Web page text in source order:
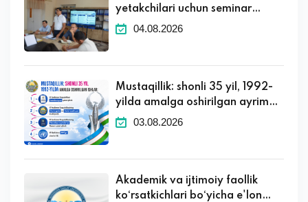
yetakchilari uchun seminar
tashkil etildi
04.08.2026
Mustaqillik: shonli 35 yil, 1992-
yilda amalga oshirilgan ayrim
muhim ishlar.
03.08.2026
Akademik va ijtimoiy faollik
ko‘rsatkichlari bo‘yicha e'lon